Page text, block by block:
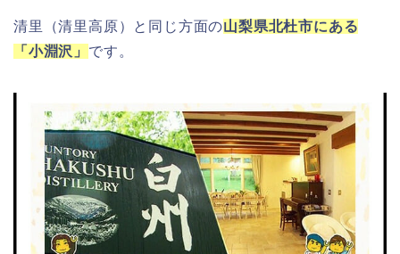
清里（清里高原）と同じ方面の山梨県北杜市にある
「小淵沢」 です。